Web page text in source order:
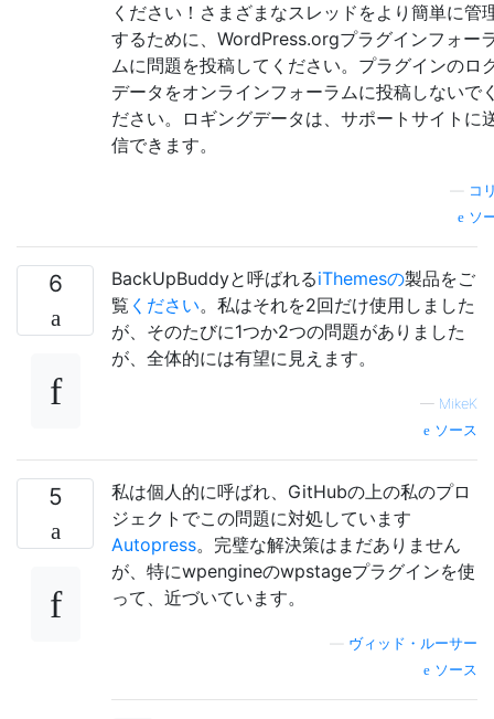
ください！さまざまなスレッドをより簡単に管
するために、WordPress.orgプラグインフォー
ムに問題を投稿してください。プラグインのロ
データをオンラインフォーラムに投稿しないで
ださい。ロギングデータは、サポートサイトに
信できます。
コ
ソ
6 BackUpBuddyと呼ばれるiThemesの製品をご
覧 ください。私はそれを2回だけ使用しました
が、そのたびに1つか2つの問題がありました
が、全体的には有望に見えます。
— MikeK
ソース
5
私は個人的に呼ばれ、GitHubの上の私のプロ
ジェクトでこの問題に対処しています
Autopress。完璧な解決策はまだありません
が、特にwpengineのwpstageプラグインを使
って、近づいています。
ヴィッド・ルーサー
ソース